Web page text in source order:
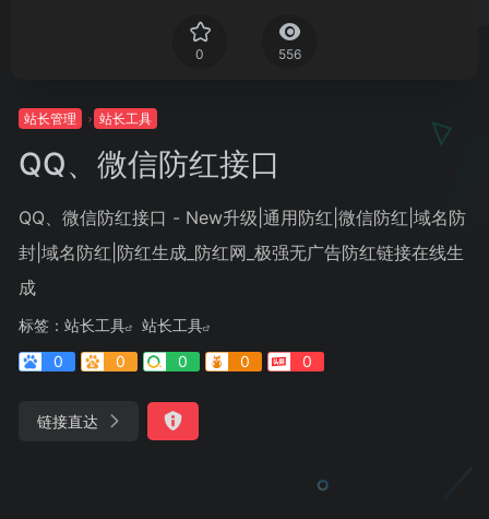
0 556
站长管理 站长工具
QQ、微信防红接口
QQ、微信防红接口 - New升级|通用防红|微信防红|域名防
封|域名防红|防红生成_防红网_极强无广告防红链接在线生
成
标签： 站长工具
站长工具
0
0 0 0 0
链接直达